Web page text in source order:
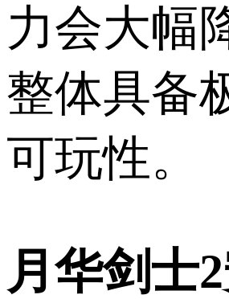
力会大幅
整体具备
可玩性。
月华剑士